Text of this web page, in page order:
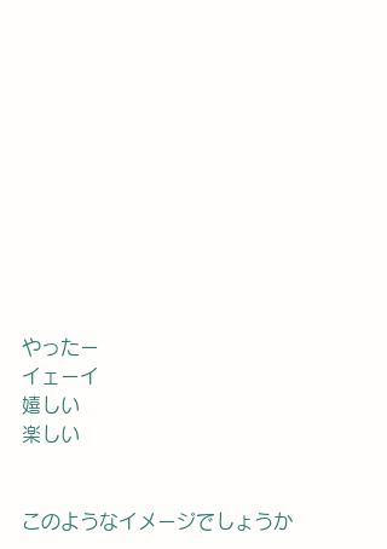
やったー
イェーイ
嬉しい
楽しい
このようなイメージでしょうか